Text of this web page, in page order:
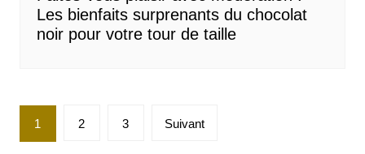
Les bienfaits surprenants du chocolat
noir pour votre tour de taille
Pagination
des
1 2 3 Suivant